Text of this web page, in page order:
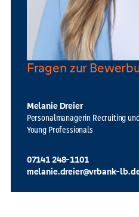
Fragen zur
Melanie Dreier
Personalmanagerin Recruiting
Young Professionals
07141 248-1101
melanie.dreier@vrbank-